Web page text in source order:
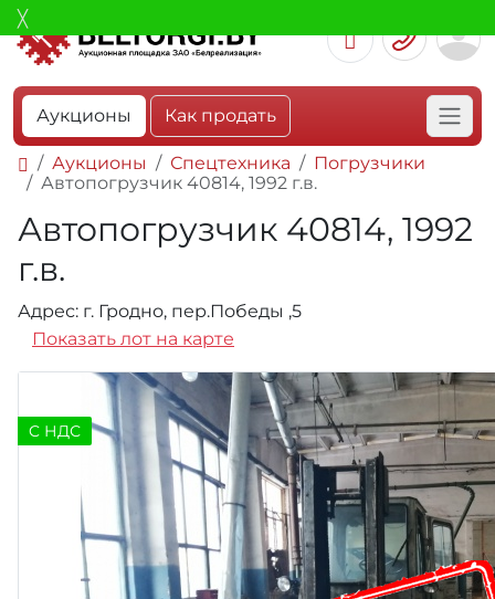
Аукционы Как продать
Аукционы Спецтехника
Погрузчики
Автопогрузчик 40814, 1992 г.в.
Автопогрузчик 40814, 1992
г.в.
Адрес: г. Гродно, пер.Победы ,5
Показать лот на карте
C НДС